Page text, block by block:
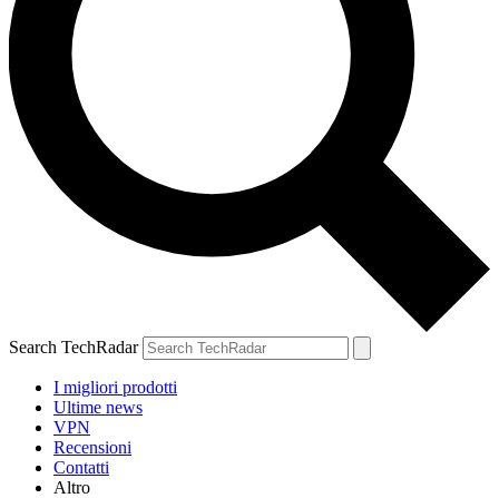
Search TechRadar
I migliori prodotti
Ultime news
VPN
Recensioni
Contatti
Altro